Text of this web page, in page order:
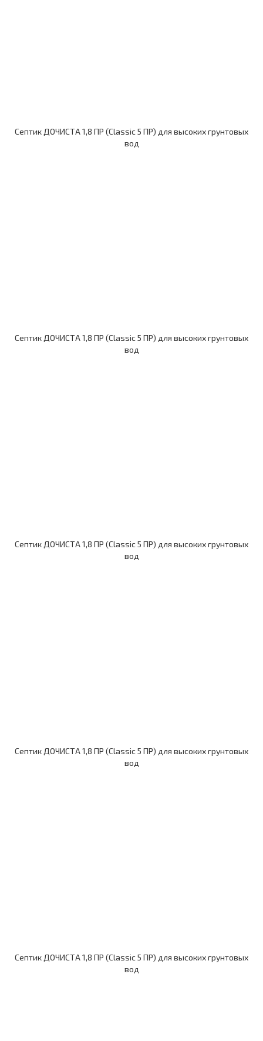
Септик ДОЧИСТА 1,8 ПР (Classic 5 ПР) для высоких грунтовых
вод
Септик ДОЧИСТА 1,8 ПР (Classic 5 ПР) для высоких грунтовых
вод
Септик ДОЧИСТА 1,8 ПР (Classic 5 ПР) для высоких грунтовых
вод
Септик ДОЧИСТА 1,8 ПР (Classic 5 ПР) для высоких грунтовых
вод
Септик ДОЧИСТА 1,8 ПР (Classic 5 ПР) для высоких грунтовых
вод